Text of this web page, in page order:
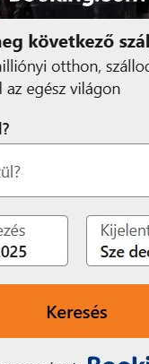
gyári Samsung
és
ismétlési módok
is. A
képes kiadni
kapjuk, tehát